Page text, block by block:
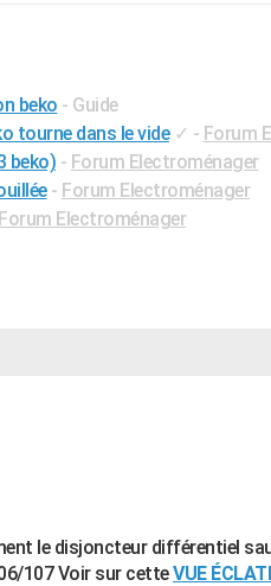
beko - Guide
tourne dans le vide ✓ - Forum
beko) - Forum Electroménager
- Forum Electroménager
Forum Electroménager
le disjoncteur différentiel
107 Voir sur cetteVUE